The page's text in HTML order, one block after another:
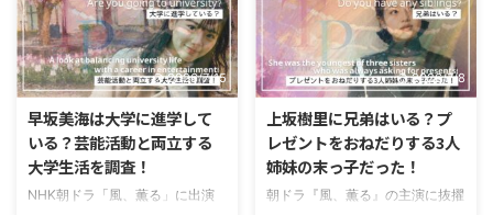
2026/7/15
早坂美海は大学に進学して
いる？芸能活動と両立する
大学生活を調査！
NHK朝ドラ「風、薫る」に出演
2026/7/8
上坂樹里に兄弟はいる？プ
レゼントをおねだりする3人
姉妹の末っ子だった！
朝ドラ『風、薫る』の主演に抜擢